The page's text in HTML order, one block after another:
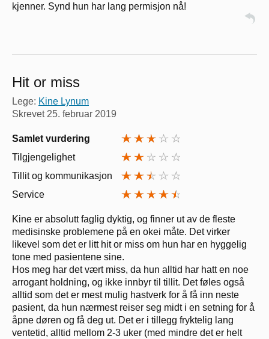
kjenner. Synd hun har lang permisjon nå!
Hit or miss
Lege: Kine Lynum
Skrevet 25. februar 2019
Samlet vurdering
Tilgjengelighet
Tillit og kommunikasjon
Service
Kine er absolutt faglig dyktig, og finner ut av de fleste
medisinske problemene på en okei måte. Det virker
likevel som det er litt hit or miss om hun har en hyggelig
tone med pasientene sine.
Hos meg har det vært miss, da hun alltid har hatt en noe
arrogant holdning, og ikke innbyr til tillit. Det føles også
alltid som det er mest mulig hastverk for å få inn neste
pasient, da hun nærmest reiser seg midt i en setning for å
åpne døren og få deg ut. Det er i tillegg fryktelig lang
ventetid, alltid mellom 2-3 uker (med mindre det er helt